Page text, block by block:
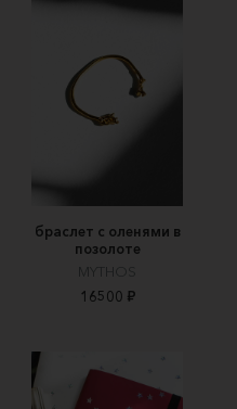
браслет с оленями в
позолоте
MYTHOS
16500 ₽